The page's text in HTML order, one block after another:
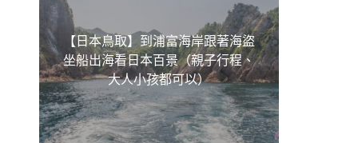
【日本鳥取】到浦富海岸跟著海盜
坐船出海看日本百景（親子行程、
大人小孩都可以）